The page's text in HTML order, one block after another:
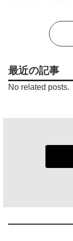
最近の記事
No related posts.